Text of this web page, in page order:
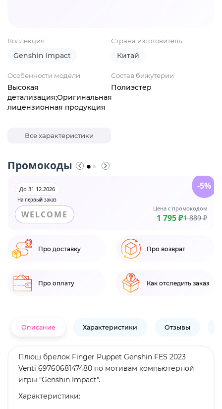
Коллекция
Genshin Impact
Страна изготовитель
Китай
Особенности модели
Высокая
детализация;Оригинальная
лицензионная продукция
Состав бижутерии
Полиэстер
Все характеристики
Промокоды
На первый заказ
До 31.12.2026
WELCOME
Цена с промокодом
1 795 ₽1 889 ₽
-5%
Про доставку Про возврат
Про оплату Как отследить заказ
Описание Характеристики Отзывы
Плюш брелок Finger Puppet Genshin FES 2023
Venti 6976068147480 по мотивам компьютерной
игры "Genshin Impact".
Характеристики: